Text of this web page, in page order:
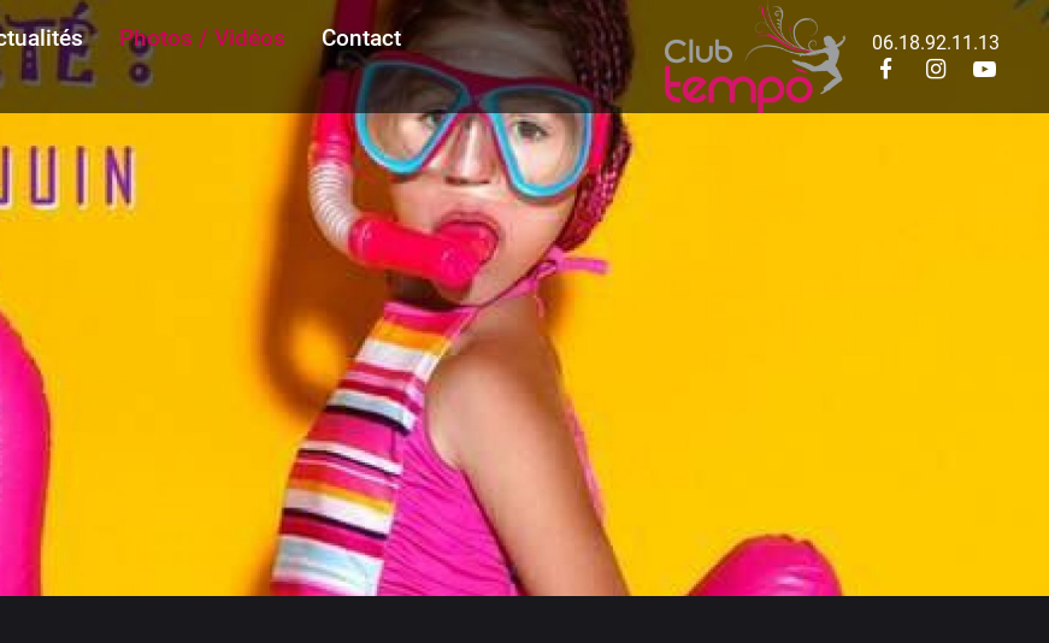
Photos / Vidéos Contact 06.18.92.11.13